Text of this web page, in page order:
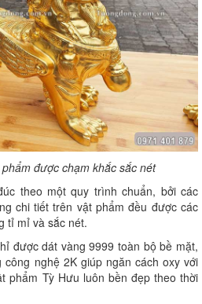
được chạm khắc sắc nét
theo một quy trình chuẩn, bởi các
chi tiết trên vật phẩm đều được các
tỉ mỉ và sắc nét.
được dát vàng 9999 toàn bộ bề mặt,
nghệ 2K giúp ngăn cách oxy với
phẩm Tỳ Hưu luôn bền đẹp theo thời